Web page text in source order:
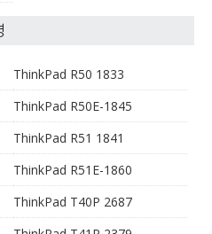
ThinkPad R50 1833
ThinkPad R50E-1845
ThinkPad R51 1841
ThinkPad R51E-1860
ThinkPad T40P 2687